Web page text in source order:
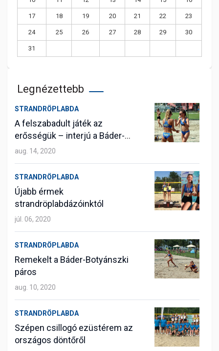
17 18 19 20 21 22 23
24 25 26 27 28 29 30
31
Legnézettebb
STRANDRÖPLABDA
A felszabadult játék az
erősségük – interjú a Báder-
Botyánszki párossal
aug. 14, 2020
STRANDRÖPLABDA
Újabb érmek
strandröplabdázóinktól
júl. 06, 2020
STRANDRÖPLABDA
Remekelt a Báder-Botyánszki
páros
aug. 10, 2020
STRANDRÖPLABDA
Szépen csillogó ezüstérem az
országos döntőről